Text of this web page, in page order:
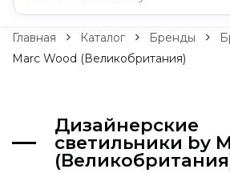
Каталог Romatti
Свет и освещение
Подвесные светильники
Люстры
Потолочные светильники
Главная Каталог Бренды
Marc Wood (Великобритания)
Дизайнерские
светильники by